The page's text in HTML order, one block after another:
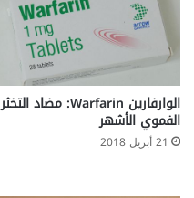
الوارفارين Warfarin: مضاد التخثر
الفموي الأشهر
21 أبريل 2018